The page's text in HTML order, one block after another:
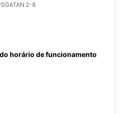
2-8
horário de funcionamento